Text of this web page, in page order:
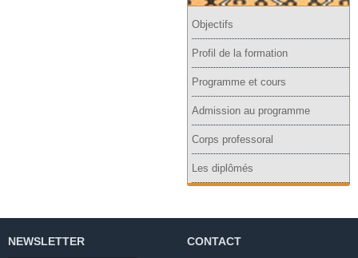
Objectifs
Profil de la formation
Programme et cours
Admission au programme
Corps professoral
Les diplômés
NEWSLETTER CONTACT